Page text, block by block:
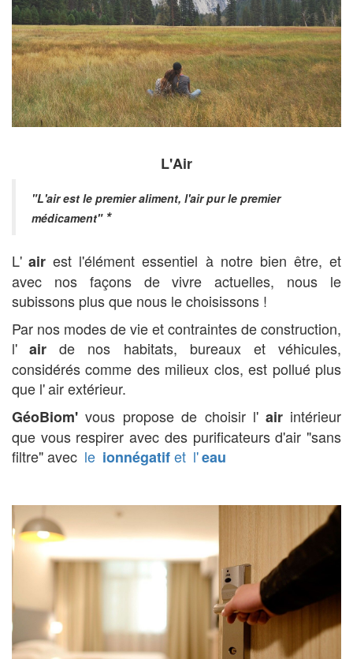
L'Air
"L'air est le premier aliment, l'air pur le premier
médicament" *
L' airest l'élément essentiel à notre bien être, et
avec nos façons de vivre actuelles, nous le
subissons plus que nous le choisissons !
Par nos modes de vie et contraintes de construction,
l' air de nos habitats, bureaux et véhicules,
considérés comme des milieux clos, est pollué plus
que l'air extérieur.
GéoBiom' vous propose de choisir l' airintérieur
que vous respirer avec des purificateurs d'air "sans
filtre" avec le ionnégatifet l'eau